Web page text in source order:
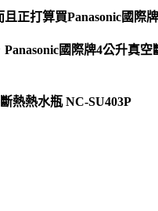
正打算買Panasonic國際
國際牌4公升真
熱熱水瓶 NC-SU403P